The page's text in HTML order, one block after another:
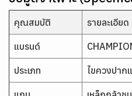
คุณสมบัติ รายละเอียด
แบรนด์
ประเภท ไขควงปาก